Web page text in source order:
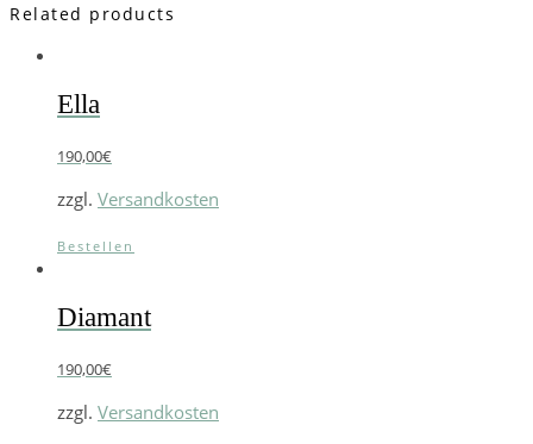
Related products
Ella
190,00€
zzgl. Versandkosten
Bestellen
Diamant
190,00€
zzgl. Versandkosten